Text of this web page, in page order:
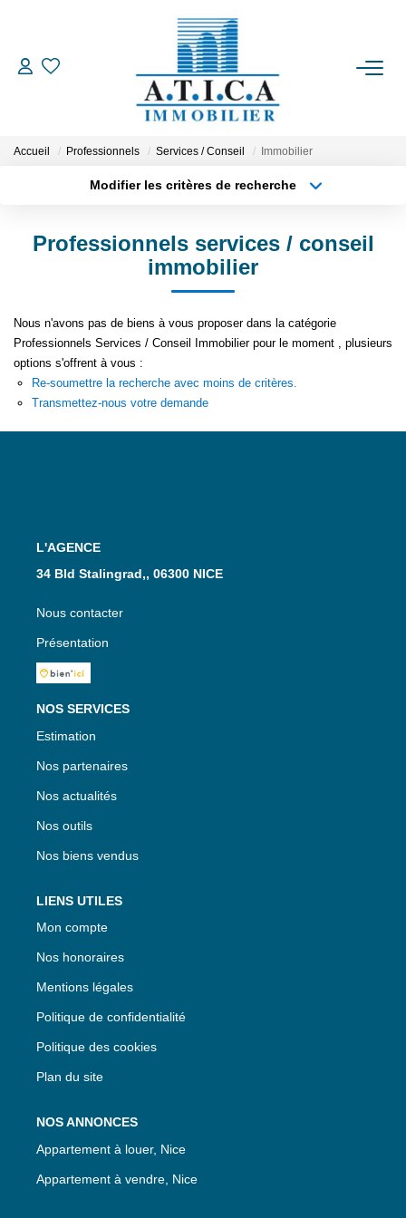
ACCUEIL
VENTES
ESTIMATION
EN
Accueil Professionnels Services / Conseil Immobilier
Modifier les critères de recherche
Type de bien
Surface min
Créer une alerte
Professionnels services / conseil
immobilier
Nous n'avons pas de biens à vous proposer dans la catégorie
Professionnels Services / Conseil Immobilier pour le moment , plusieurs
options s'offrent à vous :
Re-soumettre la recherche avec moins de critères.
Transmettez-nous votre demande
L'AGENCE
34 Bld Stalingrad,, 06300 NICE
Nous contacter
Présentation
NOS SERVICES
Estimation
Nos partenaires
Nos actualités
Nos outils
Nos biens vendus
LIENS UTILES
Mon compte
Nos honoraires
Mentions légales
Politique de confidentialité
Politique des cookies
Plan du site
NOS ANNONCES
Appartement à louer, Nice
Appartement à vendre, Nice